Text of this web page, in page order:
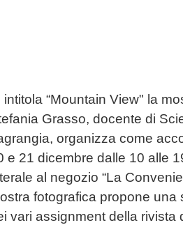
intitola “Mountain View" la
Grasso, docente di
organizza come
e 21 dicembre dalle 10 alle
al negozio “La
fotografica propone una
vari assignment della rivista